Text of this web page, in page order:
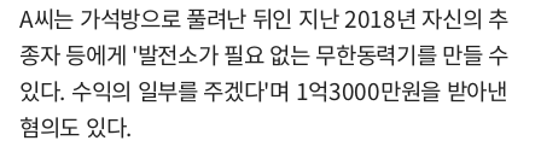
A씨는 가석방으로 풀려난 뒤인 지난 2018년 자신의 추
종자 등에게 '발전소가 필요 없는 무한동력기를 만들 수
있다. 수익의 일부를 주겠다'며 1억3000만원을 받아낸
혐의도 있다.